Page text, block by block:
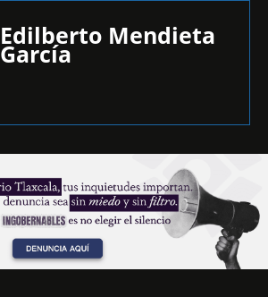
Edilberto Mendieta
García